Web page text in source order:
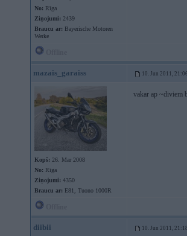
No: Rīga
Ziņojumi: 2439
Braucu ar: Bayerische Motoren
Werke
mazais_garaiss 10. Jun 2011,
Kopš: 26. Mar 2008
No: Rīga
Ziņojumi: 4350
Braucu ar: E81, Tuono 1000R
vakar ap ~diviem
diibii 10. Jun 2011,